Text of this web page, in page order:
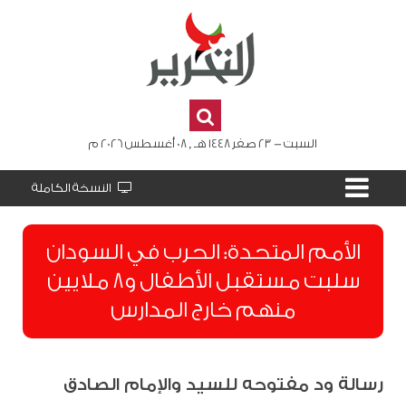
السبت - 23 صفر 1448 هـ , 08 أغسطس 2026 م
النسخة الكاملة
الأمم المتحدة: الحرب في السودان
سلبت مستقبل الأطفال و8 ملايين
منهم خارج المدارس
رسالة ود مفتوحه للسيد والإمام الصادق